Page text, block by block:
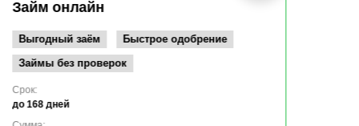
Займ онлайн
Выгодный заём
Быстрое одобрение
Займы без проверок
Срок:
до 168 дней